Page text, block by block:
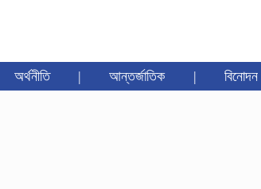
অর্থনীতি | আন্তর্জাতিক | বিনোদন